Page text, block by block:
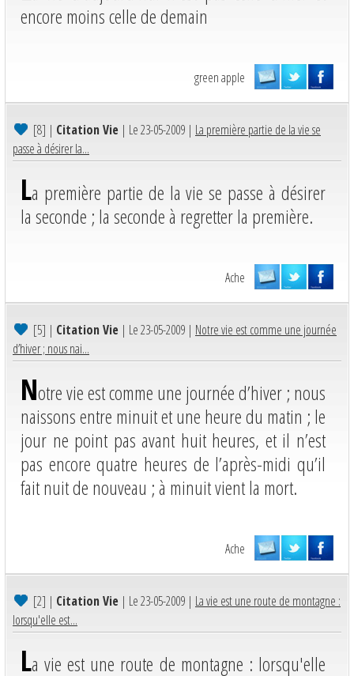
encore moins celle de demain
green apple
[8] | Citation Vie | Le 23-05-2009 | La première partie de la vie se
passe à désirer la...
La première partie de la vie se passe à désirer
la seconde ; la seconde à regretter la première.
Ache
[5] | Citation Vie | Le 23-05-2009 | Notre vie est comme une journée
d’hiver ; nous nai...
Notre vie est comme une journée d’hiver ; nous
naissons entre minuit et une heure du matin ; le
jour ne point pas avant huit heures, et il n’est
pas encore quatre heures de l’après-midi qu’il
fait nuit de nouveau ; à minuit vient la mort.
Ache
[2] | Citation Vie | Le 23-05-2009 | La vie est une route de montagne :
lorsqu'elle est...
La vie est une route de montagne : lorsqu'elle